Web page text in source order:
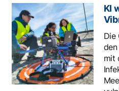
KI
Die
den
mit